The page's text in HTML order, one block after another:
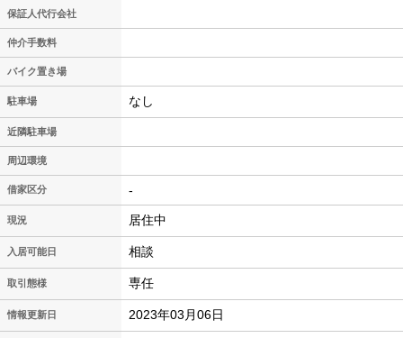
保証人代行会社
仲介手数料
バイク置き場
駐車場 なし
近隣駐車場
周辺環境
借家区分 -
現況 居住中
入居可能日 相談
取引態様 専任
情報更新日 2023年03月06日